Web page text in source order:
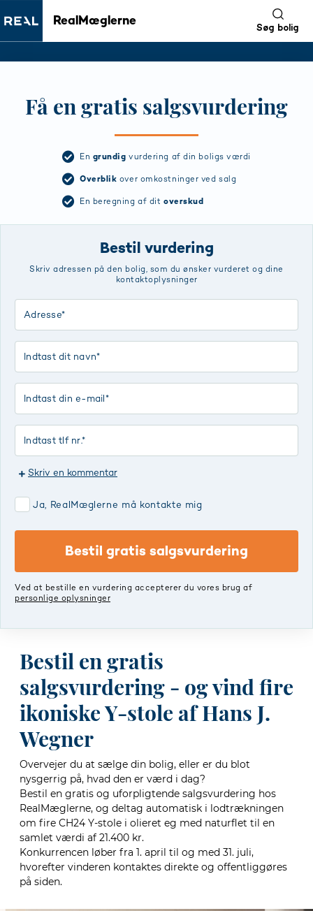
RealMæglerne
Søg bolig
Få en gratis salgsvurdering
En grundig vurdering af din boligs værdi
Overblik over omkostninger ved salg
En beregning af dit overskud
Bestil vurdering
Skriv adressen på den bolig, som du ønsker vurderet og dine
kontaktoplysninger
Skriv en kommentar
Ja, RealMæglerne må kontakte mig
Bestil gratis salgsvurdering
Ved at bestille en vurdering accepterer du vores brug af
personlige oplysninger
Bestil en gratis
salgsvurdering - og vind fire
ikoniske Y-stole af Hans J.
Wegner
Overvejer du at sælge din bolig, eller er du blot
nysgerrig på, hvad den er værd i dag?
Bestil en gratis og uforpligtende salgsvurdering hos
RealMæglerne, og deltag automatisk i lodtrækningen
om fire CH24 Y-stole i olieret eg med naturflet til en
samlet værdi af 21.400 kr.
Konkurrencen løber fra 1. april til og med 31. juli,
hvorefter vinderen kontaktes direkte og offentliggøres
på siden.